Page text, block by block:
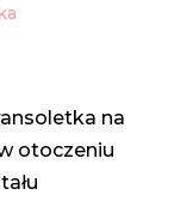
na
otoczeniu